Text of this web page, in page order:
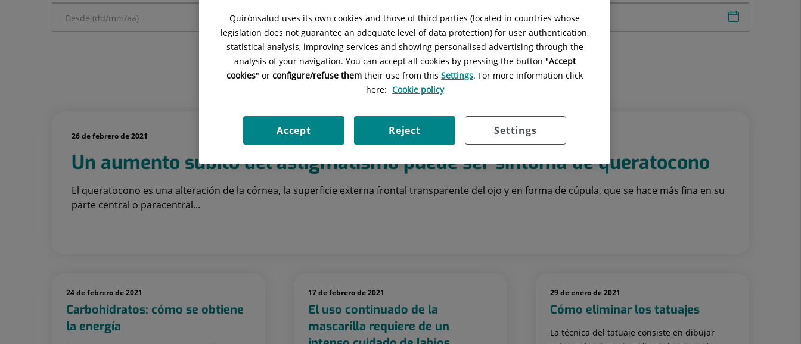
Seleccionar fecha
Limpiar búsqueda
Buscar
26 de febrero de 2021
Un aumento súbito del astigmatismo puede ser síntoma de queratocono
El queratocono es una alteración de la córnea, la superficie externa frontal transparente del ojo y en forma de cúpula, que se hace más fina en su
parte central o paracentral...
24 de febrero de 2021
Carbohidratos: cómo se obtiene
la energía
17 de febrero de 2021
El uso continuado de la
mascarilla requiere de un
29 de enero de 2021
Cómo eliminar los tatuajes
La técnica del tatuaje consiste en dibujar
Quirónsalud uses its own cookies and those of third parties (located in countries whose
legislation does not guarantee an adequate level of data protection) for user authentication,
statistical analysis, improving services and showing personalised advertising through the
analysis of your navigation. You can accept all cookies by pressing the button "Accept
cookies" or configure/refuse them their use from this Settings. For more information click
here: Cookie policy
Settings
Reject
Accept